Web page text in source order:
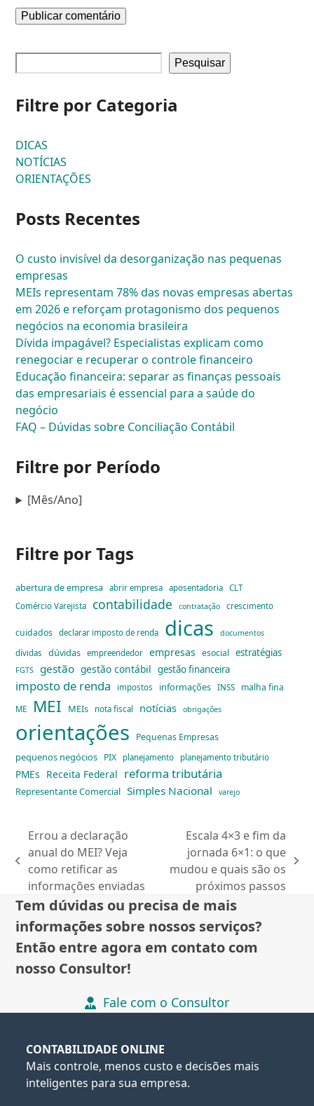
Pesquisar
Filtre por Categoria
DICAS
NOTÍCIAS
ORIENTAÇÕES
Posts Recentes
O custo invisível da desorganização nas pequenas
empresas
MEIs representam 78% das novas empresas abertas
em 2026 e reforçam protagonismo dos pequenos
negócios na economia brasileira
Dívida impagável? Especialistas explicam como
renegociar e recuperar o controle financeiro
Educação financeira: separar as finanças pessoais
das empresariais é essencial para a saúde do
negócio
FAQ – Dúvidas sobre Conciliação Contábil
Filtre por Período
[Mês/Ano]
Filtre por Tags
abertura de empresa abrir empresa aposentadoria
CLT
Comércio Varejista
contabilidade contratação crescimento
cuidados declarar imposto de renda dicas documentos
dívidas dúvidas empreendedor empresas esocial estratégias
FGTS gestão gestão contábil gestão financeira
imposto de renda impostos informações INSS malha fina
ME MEI MEIs nota fiscal notícias obrigações
orientações Pequenas Empresas
pequenos negócios PIX planejamento planejamento tributário
PMEs Receita Federal reforma tributária
Representante Comercial Simples Nacional varejo
previous
post:
Errou a declaração
anual do MEI? Veja
como retificar as
informações enviadas
next
Escala 4×3 e fim da
jornada 6×1: o que
mudou e quais são os
próximos passos
Tem dúvidas ou precisa de mais
informações sobre nossos serviços?
Então entre agora em contato com
nosso Consultor!
Fale com o Consultor
CONTABILIDADE ONLINE
Mais controle, menos custo e decisões mais
inteligentes para sua empresa.